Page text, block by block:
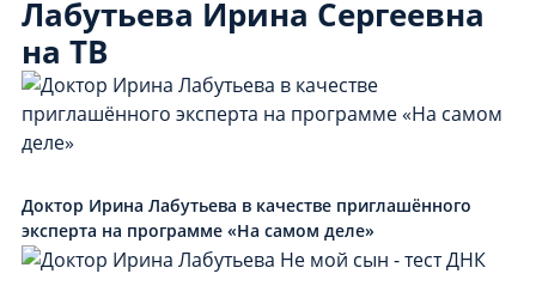
Лабутьева Ирина Сергеевна
на ТВ
Доктор Ирина Лабутьева в качестве приглашённого
эксперта на программе «На самом деле»